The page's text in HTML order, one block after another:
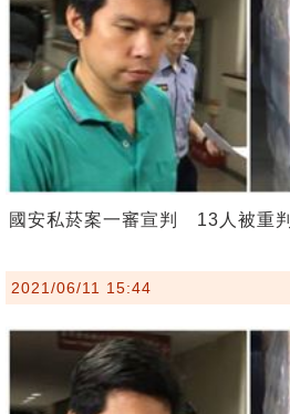
國安私菸案一審宣判 13人被重判
2021/06/11 15:44